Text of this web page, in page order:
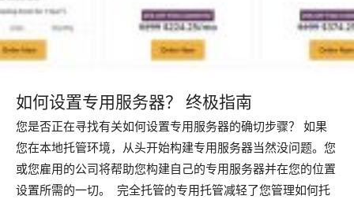
如何设置专用服务器？ 终极指南
您是否正在寻找有关如何设置专用服务器的确切步骤？ 如果
您在本地托管环境，从头开始构建专用服务器当然没问题。您
或您雇用的公司将帮助您构建自己的专用服务器并在您的位置
设置所需的一切。 完全托管的专用托管减轻了您管理如何托